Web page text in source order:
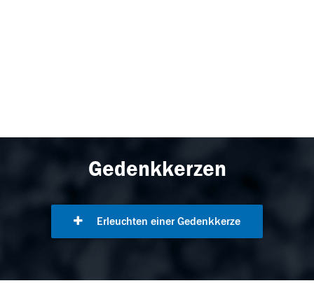
Gedenkkerzen
Erleuchten einer Gedenkkerze